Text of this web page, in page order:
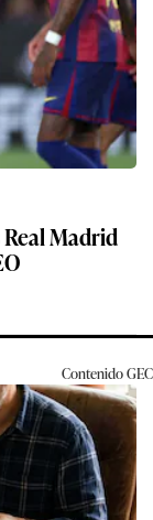
Madrid
ContenidoGEC